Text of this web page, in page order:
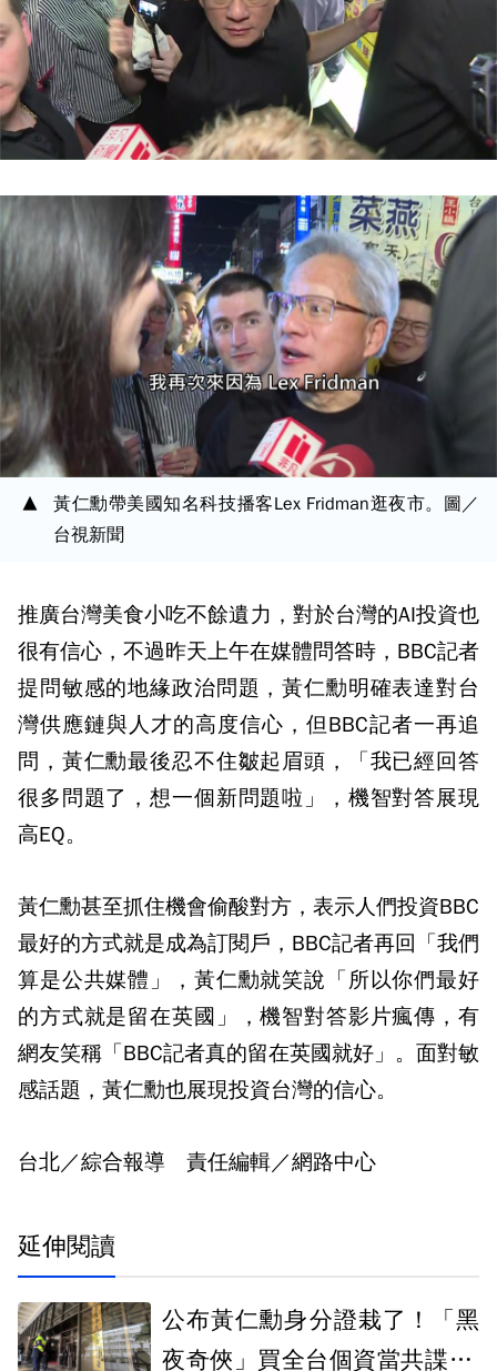
黃仁勳帶美國知名科技播客Lex Fridman逛夜市。圖／
台視新聞
推廣台灣美食小吃不餘遺力，對於台灣的AI投資也
很有信心，不過昨天上午在媒體問答時，BBC記者
提問敏感的地緣政治問題，黃仁勳明確表達對台
灣供應鏈與人才的高度信心，但BBC記者一再追
問，黃仁勳最後忍不住皺起眉頭，「我已經回答
很多問題了，想一個新問題啦」，機智對答展現
高EQ。
黃仁勳甚至抓住機會偷酸對方，表示人們投資BBC
最好的方式就是成為訂閱戶，BBC記者再回「我們
算是公共媒體」，黃仁勳就笑說「所以你們最好
的方式就是留在英國」，機智對答影片瘋傳，有
網友笑稱「BBC記者真的留在英國就好」。面對敏
感話題，黃仁勳也展現投資台灣的信心。
台北／綜合報導 責任編輯／網路中心
延伸閱讀
公布黃仁勳身分證栽了！「黑
夜奇俠」買全台個資當共諜 北